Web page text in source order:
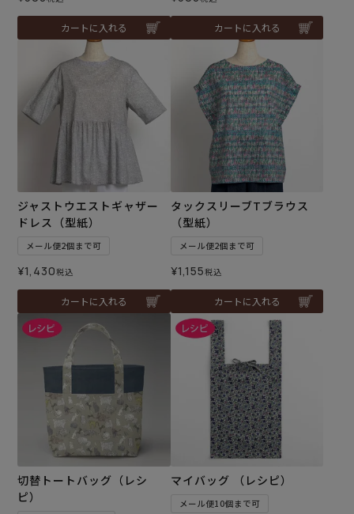
カートに入れる カートに入れる
ジャストウエストギャザー
ドレス（型紙）
メール便2個まで可
¥1,430税込
カートに入れる
タックスリーブTブラウス
（型紙）
メール便2個まで可
¥1,155税込
カートに入れる
切替トートバッグ（レシ
ピ）
マイバッグ （レシピ）
メール便10個まで可